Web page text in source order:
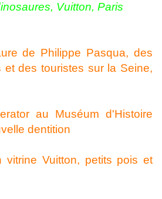
Vuitton, Paris
de Philippe Pasqua, des
et des touristes sur la Seine,
au Muséum d'Histoire
dentition
vitrine Vuitton, petits pois et